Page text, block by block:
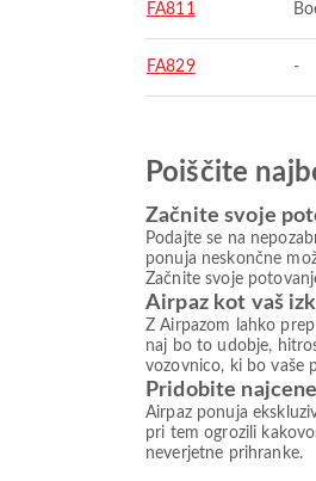
FA811
FA829 -
Poiščite
Začnite svoje
Podajte se na
ponuja neskončne
Začnite svoje
Airpaz kot vaš
Z Airpazom lahko
naj bo to udobje,
vozovnico, ki bo vaše
Pridobite
Airpaz ponuja
pri tem ogrozili
neverjetne prihranke.